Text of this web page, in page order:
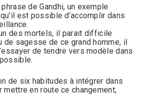
de Gandhi, un exemple
est possible d’accomplir dans
des mortels, il parait difficile
de sagesse de ce grand homme, il
de tendre vers modèle dans
de six habitudes à intégrer dans
mettre en route ce changement,